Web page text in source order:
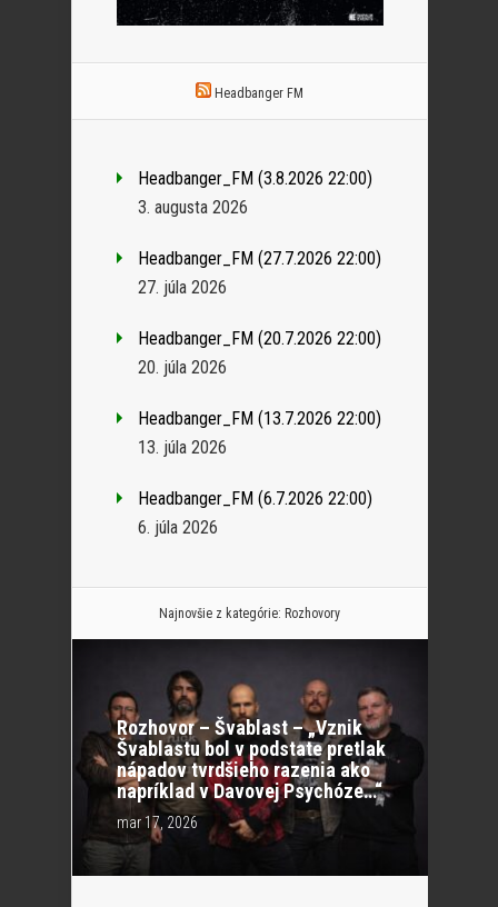
Headbanger FM
Headbanger_FM (3.8.2026 22:00)
3. augusta 2026
Headbanger_FM (27.7.2026 22:00)
27. júla 2026
Headbanger_FM (20.7.2026 22:00)
20. júla 2026
Headbanger_FM (13.7.2026 22:00)
13. júla 2026
Headbanger_FM (6.7.2026 22:00)
6. júla 2026
Najnovšie z kategórie: Rozhovory
Rozhovor – Švablast – „Vznik
Švablastu bol v podstate pretlak
nápadov tvrdšieho razenia ako
napríklad v Davovej Psychóze…“
mar 17, 2026